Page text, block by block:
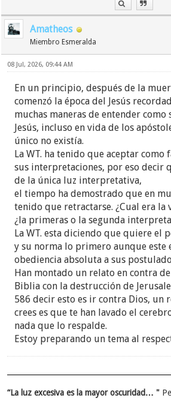
Amatheos
Miembro Esmeralda
08 Jul, 2026, 09:44 AM
En un principio, después de la
comenzó la época del Jesús
muchas maneras de entender
Jesús, incluso en vida de los
único no existía.
La WT. ha tenido que aceptar como
sus interpretaciones, por eso decir
de la única luz interpretativa,
el tiempo ha demostrado que en
tenido que retractarse. ¿Cual era la
¿la primeras o la segunda
La WT. esta diciendo que quiere el
y su norma lo primero aunque este
obediencia absoluta a sus
Han montado un relato en contra
Biblia con la destrucción de
586 decir esto es ir contra Dios, un
crees es que te han lavado el
nada que lo respalde.
Estoy preparando un tema al
“La luz excesiva es la mayor oscuridad… "